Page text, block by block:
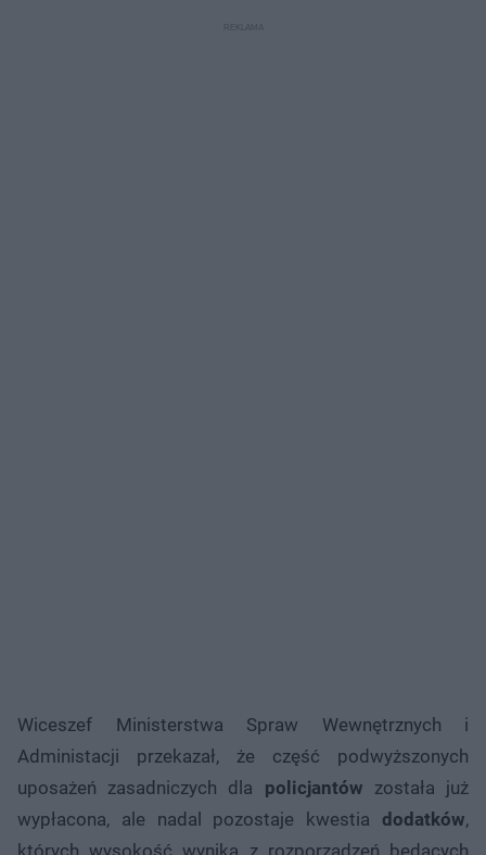
Wiceszef Ministerstwa Spraw Wewnętrznych i
Administacji przekazał, że część podwyższonych
uposażeń zasadniczych dla policjantów została już
wypłacona, ale nadal pozostaje kwestia dodatków,
których wysokość wynika z rozporządzeń będących